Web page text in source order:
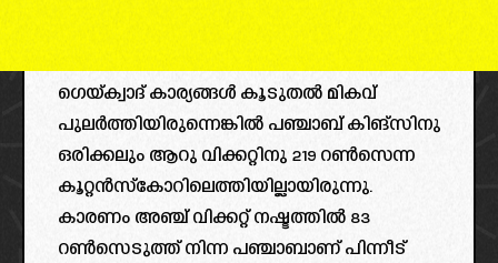
ഗെയ്ക്വാദ് കാര്യങ്ങൾ കൂടുതൽ മികവ്
പുലര്‍ത്തിയിരുന്നെങ്കില്‍ പഞ്ചാബ് കിങ്‌സിനു
ഒരിക്കലും ആറു വിക്കറ്റിനു 219 റണ്‍സെന്ന
കൂറ്റന്‍സ്കോറിലെത്തിയില്ലായിരുന്നു.
കാരണം അഞ്ച് വിക്കറ്റ് നഷ്ടത്തിൽ 83
റൺസെടുത്ത് നിന്ന പഞ്ചാബാണ് പിന്നീട്